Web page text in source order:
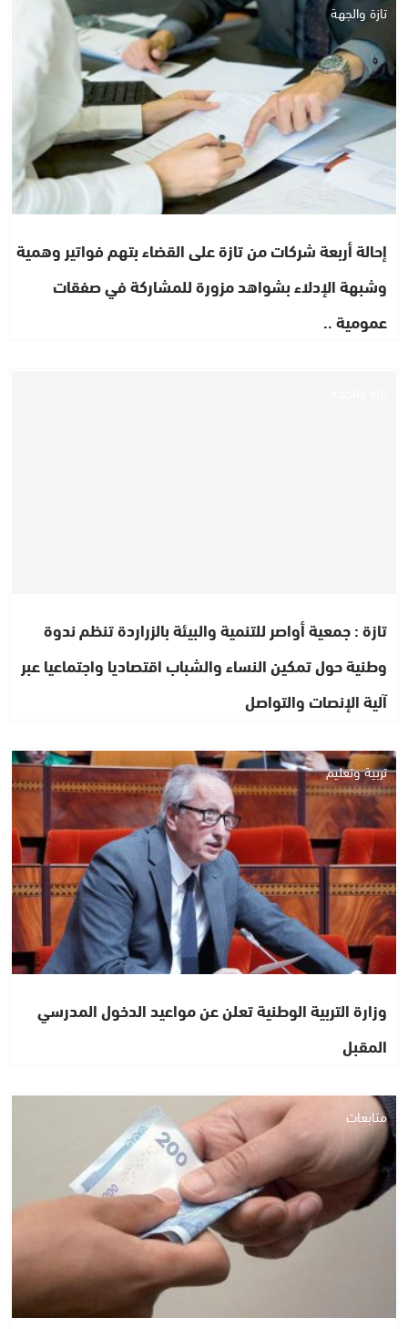
تازة والجهة
إحالة أربعة شركات من تازة على القضاء بتهم فواتير وهمية
وشبهة الإدلاء بشواهد مزورة للمشاركة في صفقات
عمومية ..
تازة : جمعية أواصر للتنمية والبيئة بالزراردة تنظم ندوة
وطنية حول تمكين النساء والشباب اقتصاديا واجتماعيا عبر
آلية الإنصات والتواصل
تربية وتعليم
وزارة التربية الوطنية تعلن عن مواعيد الدخول المدرسي
المقبل
متابعات